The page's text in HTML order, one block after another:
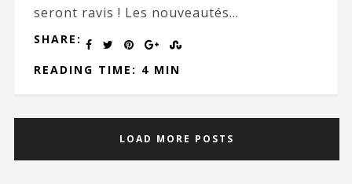
seront ravis ! Les nouveautés...
SHARE:
READING TIME: 4 MIN
LOAD MORE POSTS